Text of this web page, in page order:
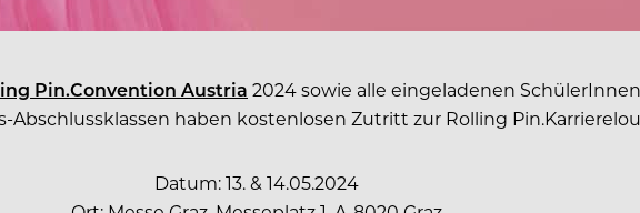
Pin.Convention Austria 2024 sowie alle eingeladenen
Abschlussklassen haben kostenlosen Zutritt zur Rolling
Datum: 13. & 14.05.2024